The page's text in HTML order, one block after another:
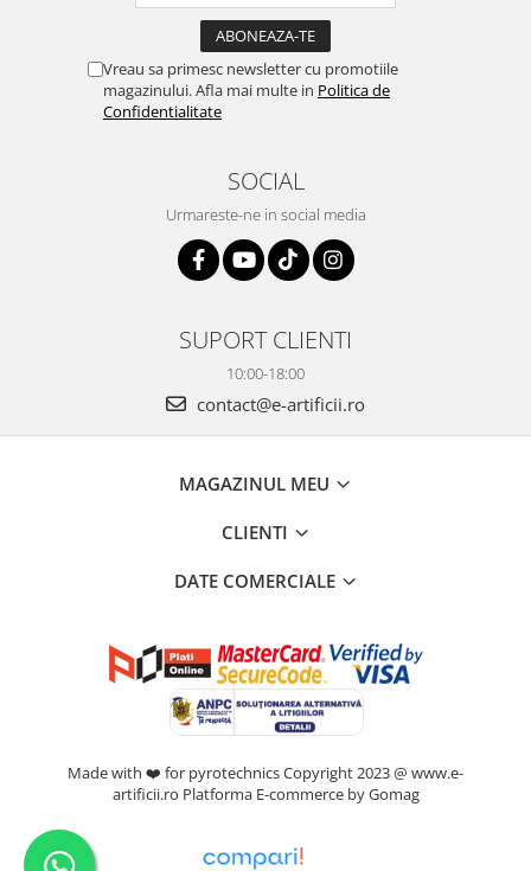
Vreau sa primesc newsletter cu promotiile
magazinului. Afla mai multe in Politica de
Confidentialitate
SOCIAL
Urmareste-ne in social media
SUPORT CLIENTI
10:00-18:00
contact@e-artificii.ro
MAGAZINUL MEU
CLIENTI
DATE COMERCIALE
Made with ❤️ for pyrotechnics Copyright 2023 @ www.e-
artificii.ro Platforma E-commerce by Gomag